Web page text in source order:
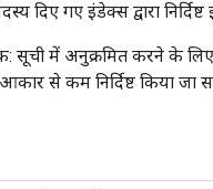
दिए गए इंडेक्स द्वारा
सूची में अनुक्रमित करने के
से कम निर्दिष्ट किया जा